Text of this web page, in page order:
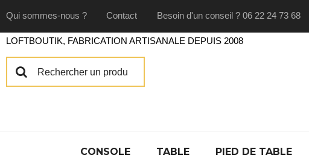
Qui sommes-nous ? Contact Besoin d'un conseil ? 06 22 24 73 68
CONSOLE TABLE PIED DE TABLE
LOFTBOUTIK, FABRICATION ARTISANALE DEPUIS 2008